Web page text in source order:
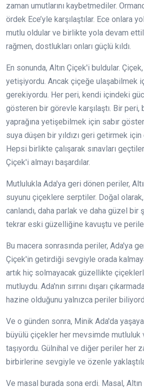
zaman umutlarını kaybetmediler.
ördek Ece’yle karşılaştılar. Ece onlara
mutlu oldular ve birlikte yola devam
rağmen, dostlukları onları güçlü kıldı.
En sonunda, Altın Çiçek'i buldular.
yetişiyordu. Ancak çiçeğe ulaşabilmek
gerekiyordu. Her peri, kendi içindeki
gösteren bir görevle karşılaştı. Bir peri,
yaprağına yetişebilmek için sabır
suya düşen bir yıldızı geri getirmek
Hepsi birlikte çalışarak sınavları
Çiçek'i almayı başardılar.
Mutlulukla Ada'ya geri dönen periler,
suyunu çiçeklere serptiler. Doğal
canlandı, daha parlak ve daha güzel bir
tekrar eski güzelliğine kavuştu ve
Bu macera sonrasında periler, Ada'ya
Çiçek'in getirdiği sevgiyle orada
artık hiç solmayacak güzellikte
mutluydu. Ada'nın sırrını dışarı
hazine olduğunu yalnızca periler
Ve o günden sonra, Minik Ada'da
büyülü çiçekler her mevsimde mutluluk
taşıyordu. Gülnihal ve diğer periler her
birbirlerine sevgiyle ve özenle
Ve masal burada sona erdi. Masal,